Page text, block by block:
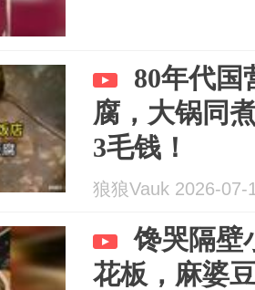
80年代国
腐，大锅同
3毛钱！
狼狼Vauk 2026-07-
馋哭隔壁
花板，麻婆